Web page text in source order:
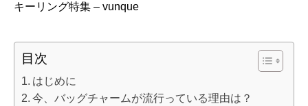
キーリング特集 – vunque
目次
はじめに
今、バッグチャームが流行っている理由は？